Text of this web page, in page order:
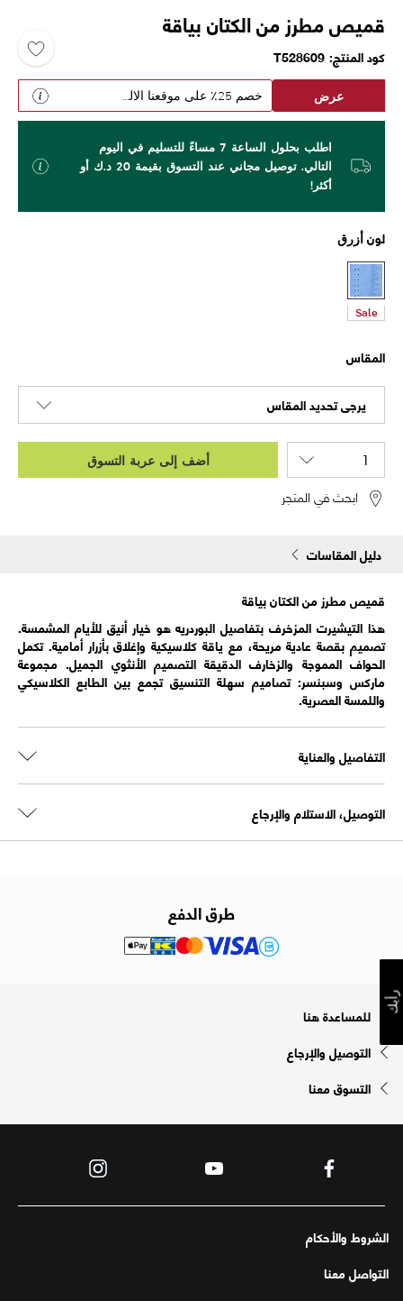
قميص مطرز من الكتان بياقة
كود المنتج T528609
عرض خصم 25٪ على موقعنا الالكتروني
اطلب بحلول الساعة 7 مساءً للتسليم في اليوم
التالي. توصيل مجاني عند التسوق بقيمة 20 د.ك أو
أكثر!
لون أزرق
Sale
المقاس
يرجى تحديد المقاس
أضف إلى عربة التسوق
ابحث في المتجر
دليل المقاسات
قميص مطرز من الكتان بياقة
هذا التيشيرت المزخرف بتفاصيل البوردريه هو خيار أنيق للأيام المشمسة.
تصميم بقصة عادية مريحة، مع ياقة كلاسيكية وإغلاق بأزرار أمامية. تكمل
الحواف المموجة والزخارف الدقيقة التصميم الأنثوي الجميل. مجموعة
ماركس وسبنسر: تصاميم سهلة التنسيق تجمع بين الطابع الكلاسيكي
واللمسة العصرية.
التفاصيل والعناية
التوصيل، الاستلام والإرجاع
طرق الدفع
للمساعدة هنا
التوصيل والإرجاع
التسوق معنا
الشروط والأحكام
التواصل معنا
رأيك